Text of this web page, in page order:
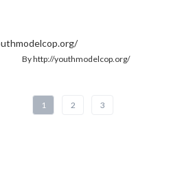
By http://youthmodelcop.org/
1 2 3